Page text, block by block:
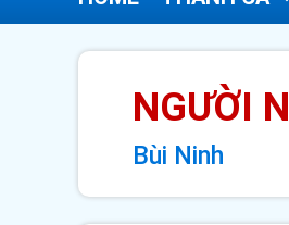
NGƯỜI
Bùi Ninh